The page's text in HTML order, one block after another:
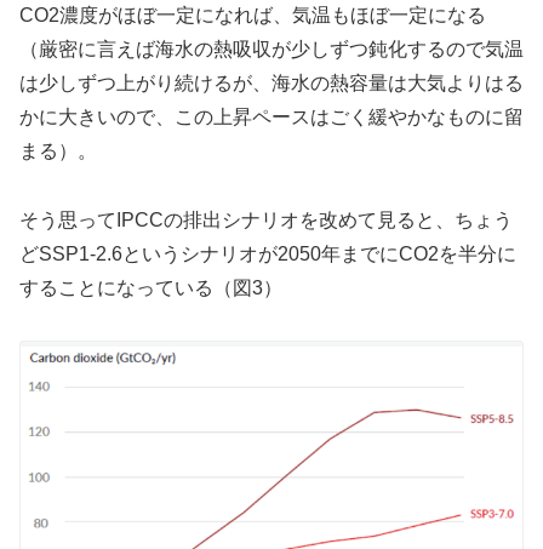
CO2濃度がほぼ一定になれば、気温もほぼ一定になる
（厳密に言えば海水の熱吸収が少しずつ鈍化するので気温
は少しずつ上がり続けるが、海水の熱容量は大気よりはる
かに大きいので、この上昇ペースはごく緩やかなものに留
まる）。
そう思ってIPCCの排出シナリオを改めて見ると、ちょう
どSSP1-2.6というシナリオが2050年までにCO2を半分に
することになっている（図3）